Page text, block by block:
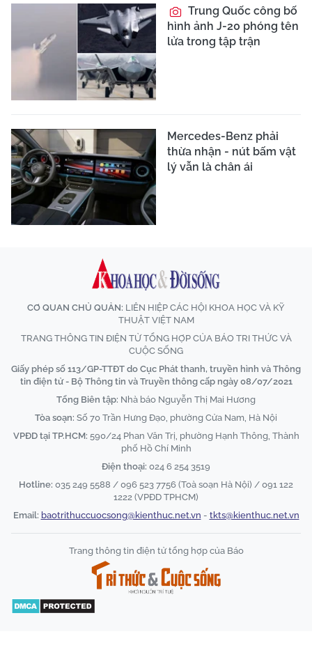
Trung Quốc công bố
hình ảnh J-20 phóng tên
lửa trong tập trận
Mercedes-Benz phải
thừa nhận - nút bấm vật
lý vẫn là chân ái
CƠ QUAN CHỦ QUẢN: LIÊN HIỆP CÁC HỘI KHOA HỌC VÀ KỸ
THUẬT VIỆT NAM
TRANG THÔNG TIN ĐIỆN TỬ TỔNG HỢP CỦA BÁO TRI THỨC VÀ
CUỘC SỐNG
Giấy phép số 113/GP-TTĐT do Cục Phát thanh, truyền hình và Thông
tin điện tử - Bộ Thông tin và Truyền thông cấp ngày 08/07/2021
Tổng Biên tập: Nhà báo Nguyễn Thị Mai Hương
Tòa soạn: Số 70 Trần Hưng Đạo, phường Cửa Nam, Hà Nội
VPĐD tại TP.HCM: 590/24 Phan Văn Trị, phường Hạnh Thông, Thành
phố Hồ Chí Minh
Điện thoại: 024 6 254 3519
Hotline: 035 249 5588 / 096 523 7756 (Toà soạn Hà Nội) / 091 122
1222 (VPĐD TPHCM)
Email: baotrithuccuocsong@kienthuc.net.vn - tkts@kienthuc.net.vn
Trang thông tin điện tử tổng hợp của Báo